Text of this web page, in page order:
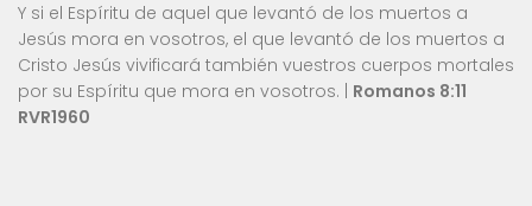
Y si el Espíritu de aquel que levantó de los muertos a
Jesús mora en vosotros, el que levantó de los muertos a
Cristo Jesús vivificará también vuestros cuerpos mortales
por su Espíritu que mora en vosotros. | Romanos 8:11
RVR1960